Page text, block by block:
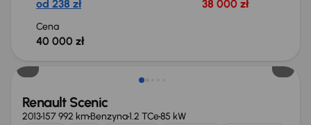
od 238 zł 38 000 zł
Cena
40 000 zł
Renault Scenic
2013157 992 kmBenzyna1.2 TCe85 kW